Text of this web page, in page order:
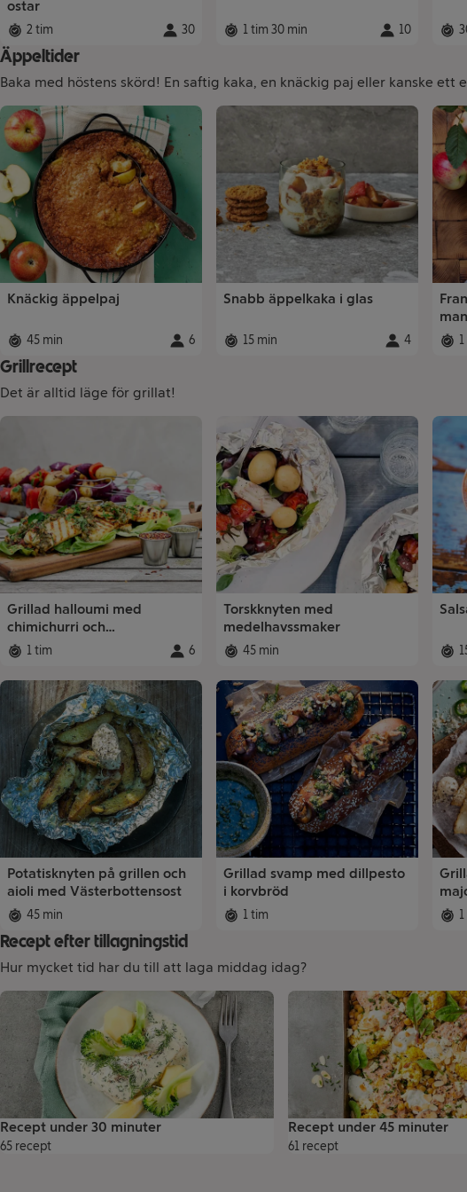
ostar
Total tid:
2 tim Portioner
30 Total tid:
1 tim 30 min Portioner
10
Äppeltider
Baka med höstens skörd! En saftig kaka, en knäckig paj eller kanske ett
Recept
Knäckig äppelpaj
Total tid:
45 min Portioner
6
Snabb äppelkaka i glas
Total tid:
15 min Portioner
4
Grillrecept
Det är alltid läge för grillat!
Recept
Grillad halloumi med
chimichurri och
grönsaksspett
Total tid
1 tim Portioner
6
Torskknyten med
medelhavssmaker
Total tid:
45 min
Potatisknyten på grillen och
aioli med Västerbottensost
Total tid:
45 min
Grillad svamp med dillpesto
i korvbröd
Total tid:
1 tim
Recept efter tillagningstid
Hur mycket tid har du till att laga middag idag?
Receptsamlingar
Recept under 30 minuter
65 recept
Recept under 45 minuter
61 recept